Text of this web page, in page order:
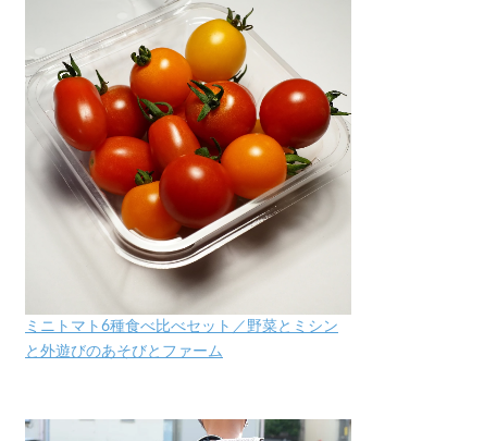
ミニトマト6種食べ比べセット／野菜とミシン
と外遊びのあそびとファーム